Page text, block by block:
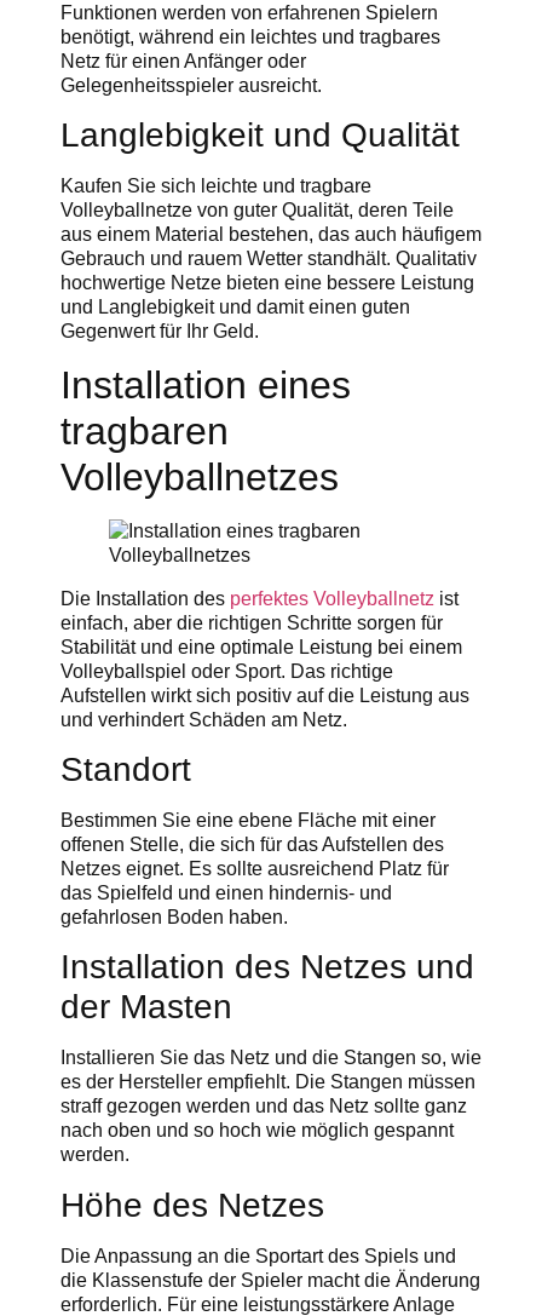
Funktionen werden von erfahrenen Spielern
benötigt, während ein leichtes und tragbares
Netz für einen Anfänger oder
Gelegenheitsspieler ausreicht.
Langlebigkeit und Qualität
Kaufen Sie sich leichte und tragbare
Volleyballnetze von guter Qualität, deren Teile
aus einem Material bestehen, das auch häufigem
Gebrauch und rauem Wetter standhält. Qualitativ
hochwertige Netze bieten eine bessere Leistung
und Langlebigkeit und damit einen guten
Gegenwert für Ihr Geld.
Installation eines
tragbaren
Volleyballnetzes
Die Installation des perfektes Volleyballnetz ist
einfach, aber die richtigen Schritte sorgen für
Stabilität und eine optimale Leistung bei einem
Volleyballspiel oder Sport. Das richtige
Aufstellen wirkt sich positiv auf die Leistung aus
und verhindert Schäden am Netz.
Standort
Bestimmen Sie eine ebene Fläche mit einer
offenen Stelle, die sich für das Aufstellen des
Netzes eignet. Es sollte ausreichend Platz für
das Spielfeld und einen hindernis- und
gefahrlosen Boden haben.
Installation des Netzes und
der Masten
Installieren Sie das Netz und die Stangen so, wie
es der Hersteller empfiehlt. Die Stangen müssen
straff gezogen werden und das Netz sollte ganz
nach oben und so hoch wie möglich gespannt
werden.
Höhe des Netzes
Die Anpassung an die Sportart des Spiels und
die Klassenstufe der Spieler macht die Änderung
erforderlich. Für eine leistungsstärkere Anlage